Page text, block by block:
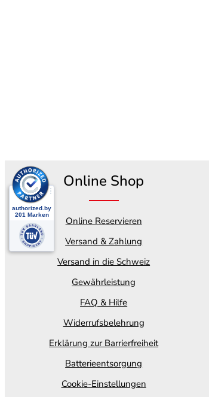
Online Shop
Online Reservieren
Versand & Zahlung
Versand in die Schweiz
Gewährleistung
FAQ & Hilfe
Widerrufsbelehrung
Erklärung zur Barrierfreiheit
Batterieentsorgung
Cookie-Einstellungen